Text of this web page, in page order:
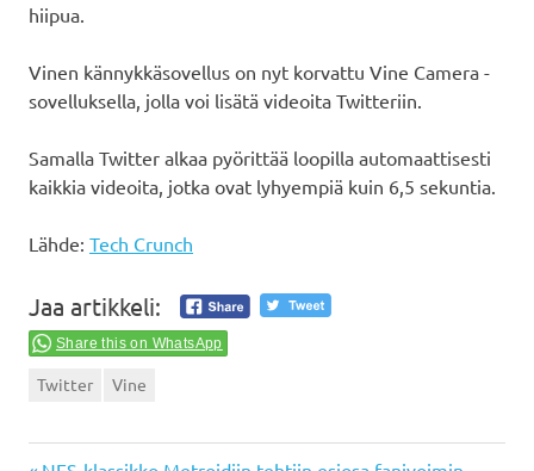
hiipua.
Vinen kännykkäsovellus on nyt korvattu Vine Camera -
sovelluksella, jolla voi lisätä videoita Twitteriin.
Samalla Twitter alkaa pyörittää loopilla automaattisesti
kaikkia videoita, jotka ovat lyhyempiä kuin 6,5 sekuntia.
Lähde: Tech Crunch
Jaa artikkeli:
Share this on WhatsApp
Twitter Vine